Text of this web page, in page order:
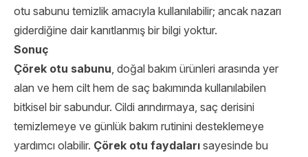
otu sabunu temizlik amacıyla kullanılabilir; ancak nazarı
giderdiğine dair kanıtlanmış bir bilgi yoktur.
Sonuç
Çörek otu sabunu, doğal bakım ürünleri arasında yer
alan ve hem cilt hem de saç bakımında kullanılabilen
bitkisel bir sabundur. Cildi arındırmaya, saç derisini
temizlemeye ve günlük bakım rutinini desteklemeye
yardımcı olabilir. Çörek otu faydaları sayesinde bu